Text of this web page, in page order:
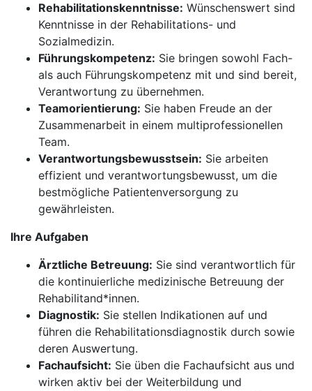
Rehabilitationskenntnisse: Wünschenswert sind
Kenntnisse in der Rehabilitations- und
Sozialmedizin.
Führungskompetenz: Sie bringen sowohl Fach-
als auch Führungskompetenz mit und sind bereit,
Verantwortung zu übernehmen.
Teamorientierung: Sie haben Freude an der
Zusammenarbeit in einem multiprofessionellen
Team.
Verantwortungsbewusstsein: Sie arbeiten
effizient und verantwortungsbewusst, um die
bestmögliche Patientenversorgung zu
gewährleisten.
Ihre Aufgaben
Ärztliche Betreuung: Sie sind verantwortlich für
die kontinuierliche medizinische Betreuung der
Rehabilitand*innen.
Diagnostik: Sie stellen Indikationen auf und
führen die Rehabilitationsdiagnostik durch sowie
deren Auswertung.
Fachaufsicht: Sie üben die Fachaufsicht aus und
wirken aktiv bei der Weiterbildung und